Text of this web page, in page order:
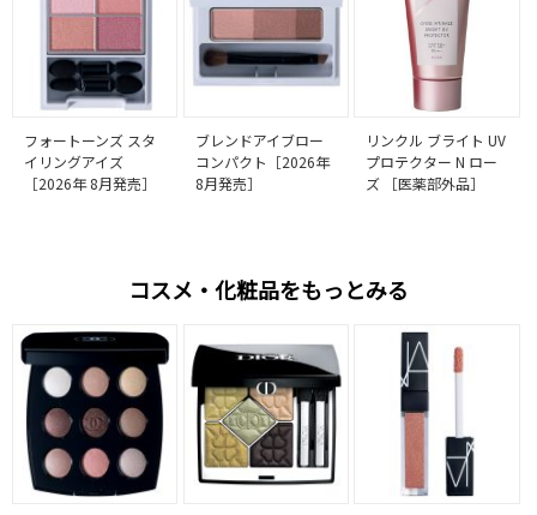
フォートーンズ スタ
イリングアイズ
［2026年 8月発売］
ブレンドアイブロー
コンパクト［2026年
8月発売］
リンクル ブライト UV
プロテクター N ロー
ズ ［医薬部外品］
コスメ・化粧品をもっとみる